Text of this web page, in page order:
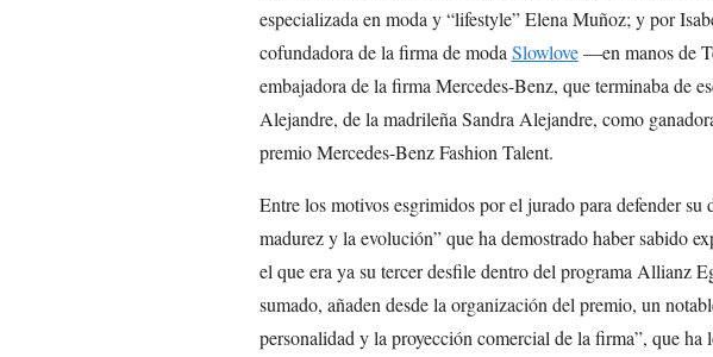
especializada en moda y “lifestyle” Elena Muñoz; y por
cofundadora de la firma de modaSlowlove—en manos de
embajadora de la firma Mercedes-Benz, que terminaba de
Alejandre, de la madrileña Sandra Alejandre, como
premio Mercedes-Benz Fashion Talent.
Entre los motivos esgrimidos por el jurado para defender su
madurez y la evolución” que ha demostrado haber sabido
el que era ya su tercer desfile dentro del programa Allianz
sumado, añaden desde la organización del premio, un
personalidad y la proyección comercial de la firma”, que ha